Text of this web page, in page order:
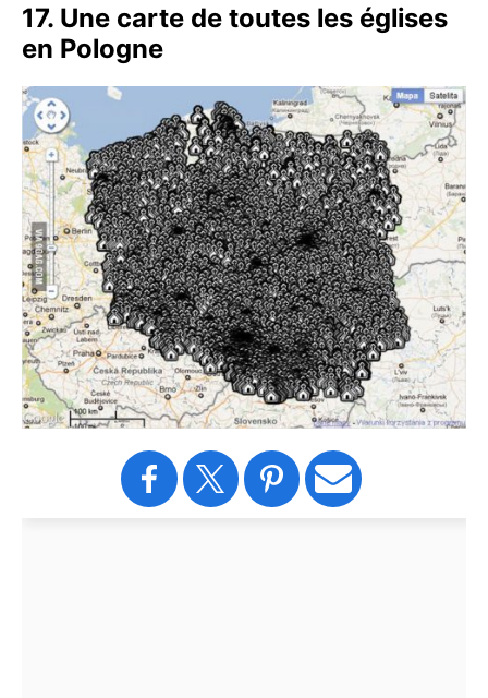
17. Une carte de toutes les églises
en Pologne